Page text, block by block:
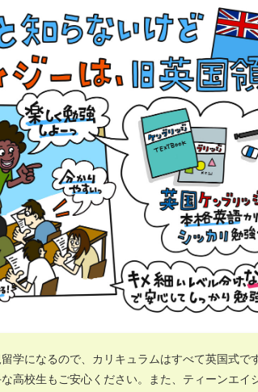
学になるので、カリキュラムはすべて英国式で
高校生もご安心ください。また、ティーンエイ